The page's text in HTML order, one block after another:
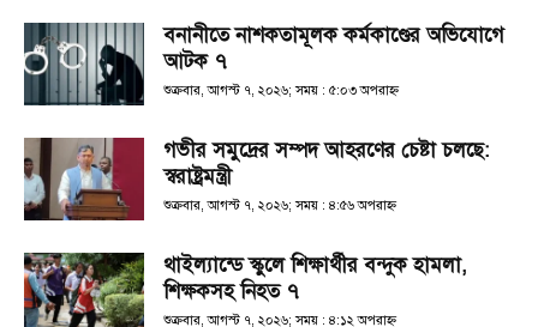
বনানীতে নাশকতামূলক কর্মকাণ্ডের অভিযোগে
আটক ৭
শুক্রবার, আগস্ট ৭, ২০২৬; সময় : ৫:০৩ অপরাহ্ণ
গভীর সমুদ্রের সম্পদ আহরণের চেষ্টা চলছে:
স্বরাষ্ট্রমন্ত্রী
শুক্রবার, আগস্ট ৭, ২০২৬; সময় : ৪:৫৬ অপরাহ্ণ
থাইল্যান্ডে স্কুলে শিক্ষার্থীর বন্দুক হামলা,
শিক্ষকসহ নিহত ৭
শুক্রবার, আগস্ট ৭, ২০২৬; সময় : ৪:১২ অপরাহ্ণ